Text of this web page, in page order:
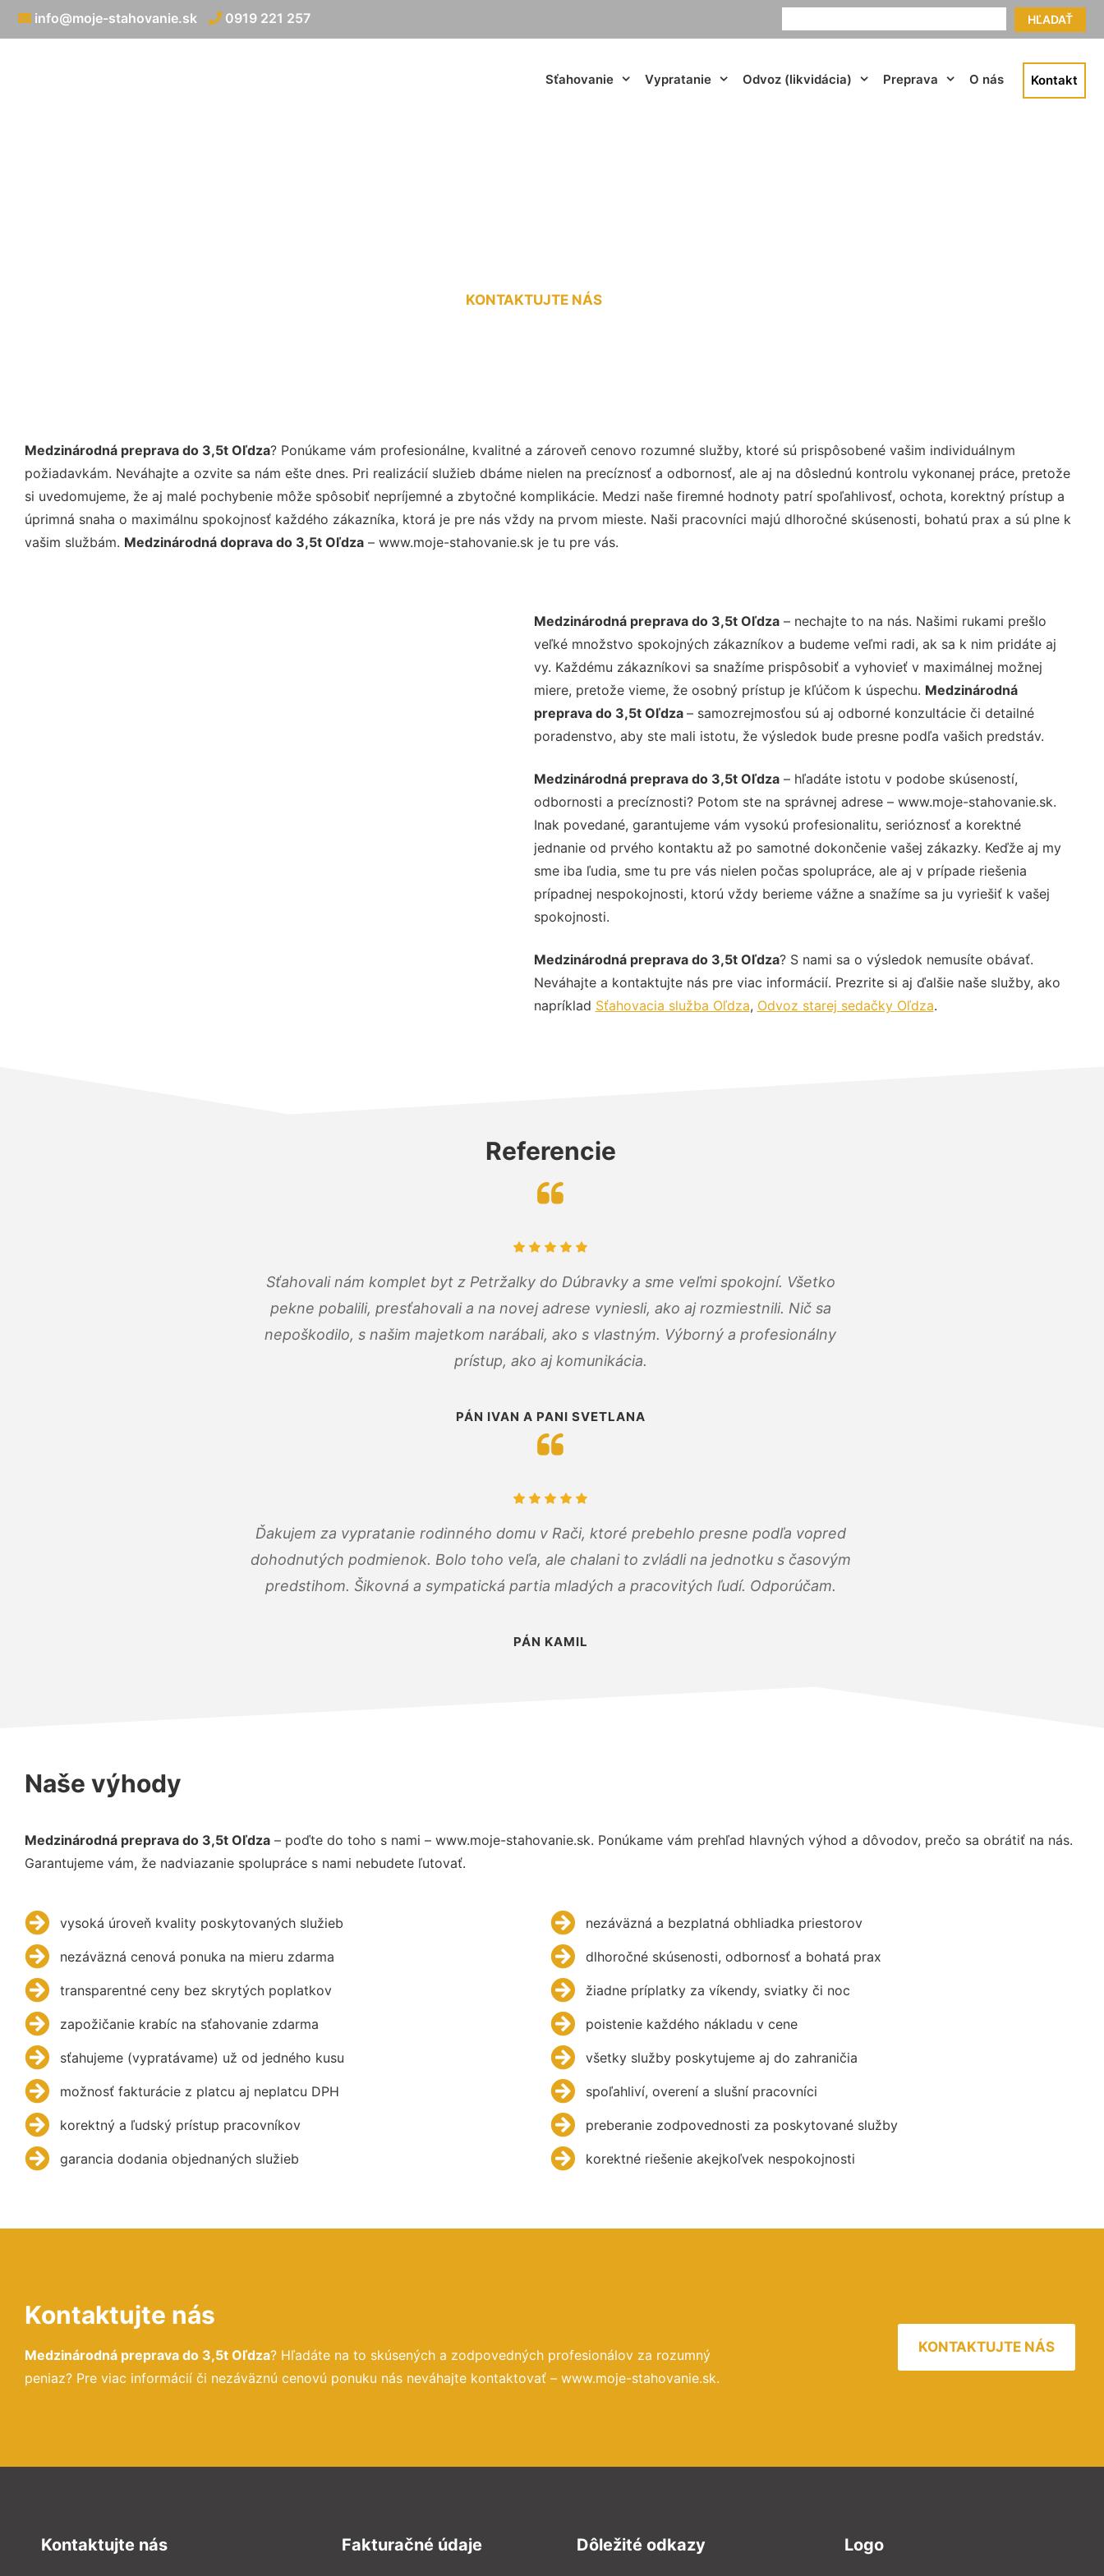
HĽADAŤ
info@moje-stahovanie.sk 0919 221 257
Sťahovanie Vypratanie Odvoz (likvidácia) Preprava O nás Kontakt
KONTAKTUJTE NÁS
Medzinárodná preprava do 3,5t Oľdza? Ponúkame vám profesionálne, kvalitné a zároveň cenovo rozumné služby, ktoré sú prispôsobené vašim individuálnym
požiadavkám. Neváhajte a ozvite sa nám ešte dnes. Pri realizácií služieb dbáme nielen na precíznosť a odbornosť, ale aj na dôslednú kontrolu vykonanej práce, pretože
si uvedomujeme, že aj malé pochybenie môže spôsobiť nepríjemné a zbytočné komplikácie. Medzi naše firemné hodnoty patrí spoľahlivosť, ochota, korektný prístup a
úprimná snaha o maximálnu spokojnosť každého zákazníka, ktorá je pre nás vždy na prvom mieste. Naši pracovníci majú dlhoročné skúsenosti, bohatú prax a sú plne k
vašim službám. Medzinárodná doprava do 3,5t Oľdza – www.moje-stahovanie.sk je tu pre vás.
Medzinárodná preprava do 3,5t Oľdza– nechajte to na nás. Našimi rukami prešlo
veľké množstvo spokojných zákazníkov a budeme veľmi radi, ak sa k nim pridáte aj
vy. Každému zákazníkovi sa snažíme prispôsobiť a vyhovieť v maximálnej možnej
miere, pretože vieme, že osobný prístup je kľúčom k úspechu. Medzinárodná
preprava do 3,5t Oľdza – samozrejmosťou sú aj odborné konzultácie či detailné
poradenstvo, aby ste mali istotu, že výsledok bude presne podľa vašich predstáv.
Medzinárodná preprava do 3,5t Oľdza– hľadáte istotu v podobe skúseností,
odbornosti a precíznosti? Potom ste na správnej adrese – www.moje-stahovanie.sk.
Inak povedané, garantujeme vám vysokú profesionalitu, serióznosť a korektné
jednanie od prvého kontaktu až po samotné dokončenie vašej zákazky. Keďže aj my
sme iba ľudia, sme tu pre vás nielen počas spolupráce, ale aj v prípade riešenia
prípadnej nespokojnosti, ktorú vždy berieme vážne a snažíme sa ju vyriešiť k vašej
spokojnosti.
Medzinárodná preprava do 3,5t Oľdza? S nami sa o výsledok nemusíte obávať.
Neváhajte a kontaktujte nás pre viac informácií. Prezrite si aj ďalšie naše služby, ako
napríklad Sťahovacia služba Oľdza, Odvoz starej sedačky Oľdza.
Referencie
Sťahovali nám komplet byt z Petržalky do Dúbravky a sme veľmi spokojní. Všetko
pekne pobalili, presťahovali a na novej adrese vyniesli, ako aj rozmiestnili. Nič sa
nepoškodilo, s našim majetkom narábali, ako s vlastným. Výborný a profesionálny
prístup, ako aj komunikácia.
PÁN IVAN A PANI SVETLANA
Ďakujem za vypratanie rodinného domu v Rači, ktoré prebehlo presne podľa vopred
dohodnutých podmienok. Bolo toho veľa, ale chalani to zvládli na jednotku s časovým
predstihom. Šikovná a sympatická partia mladých a pracovitých ľudí. Odporúčam.
PÁN KAMIL
Naše výhody
Medzinárodná preprava do 3,5t Oľdza – poďte do toho s nami – www.moje-stahovanie.sk. Ponúkame vám prehľad hlavných výhod a dôvodov, prečo sa obrátiť na nás.
Garantujeme vám, že nadviazanie spolupráce s nami nebudete ľutovať.
vysoká úroveň kvality poskytovaných služieb
nezáväzná cenová ponuka na mieru zdarma
transparentné ceny bez skrytých poplatkov
zapožičanie krabíc na sťahovanie zdarma
sťahujeme (vypratávame) už od jedného kusu
možnosť fakturácie z platcu aj neplatcu DPH
korektný a ľudský prístup pracovníkov
garancia dodania objednaných služieb
nezáväzná a bezplatná obhliadka priestorov
dlhoročné skúsenosti, odbornosť a bohatá prax
žiadne príplatky za víkendy, sviatky či noc
poistenie každého nákladu v cene
všetky služby poskytujeme aj do zahraničia
spoľahliví, overení a slušní pracovníci
preberanie zodpovednosti za poskytované služby
korektné riešenie akejkoľvek nespokojnosti
Kontaktujte nás
Medzinárodná preprava do 3,5t Oľdza? Hľadáte na to skúsených a zodpovedných profesionálov za rozumný
peniaz? Pre viac informácií či nezáväznú cenovú ponuku nás neváhajte kontaktovať – www.moje-stahovanie.sk.
KONTAKTUJTE NÁS
Kontaktujte nás Fakturačné údaje Dôležité odkazy Logo